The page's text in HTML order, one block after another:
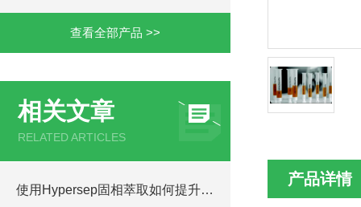
查看全部产品 >>
相关文章
RELATED ARTICLES
使用Hypersep固相萃取如何提升分析物的回收率？
产品详情